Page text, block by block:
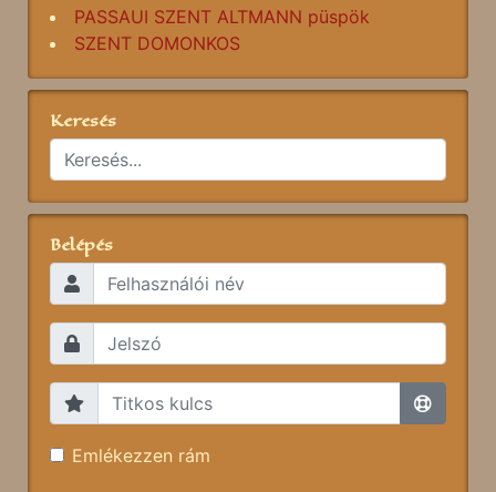
PASSAUI SZENT ALTMANN püspök
SZENT DOMONKOS
Keresés
Belépés
Emlékezzen rám